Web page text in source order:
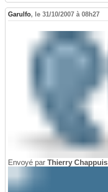
Garulfo, le 31/10/2007 à 08h27
Envoyé par Thierry Chappuis